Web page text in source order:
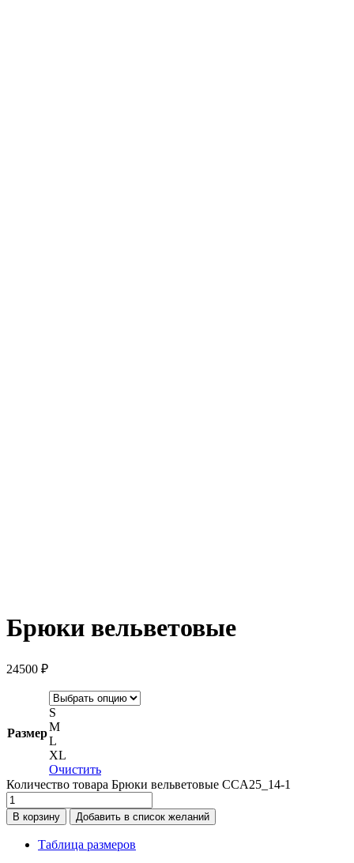
Брюки вельветовые
24500 ₽
Размер
S
M
L
XL
Очистить
Количество товара Брюки вельветовые CCA25_14-1
В корзину Добавить в список желаний
Таблица размеров